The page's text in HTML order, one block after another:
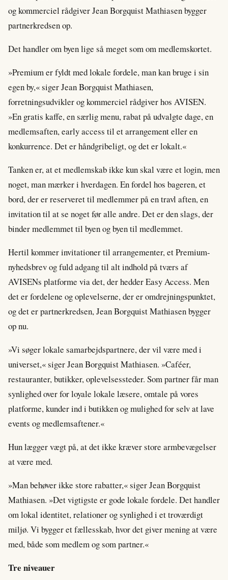
og kommerciel rådgiver Jean Borgquist Mathiasen bygger
partnerkredsen op.
Det handler om byen lige så meget som om medlemskortet.
»Premium er fyldt med lokale fordele, man kan bruge i sin
egen by,« siger Jean Borgquist Mathiasen,
forretningsudvikler og kommerciel rådgiver hos AVISEN.
»En gratis kaffe, en særlig menu, rabat på udvalgte dage, en
medlemsaften, early access til et arrangement eller en
konkurrence. Det er håndgribeligt, og det er lokalt.«
Tanken er, at et medlemskab ikke kun skal være et login, men
noget, man mærker i hverdagen. En fordel hos bageren, et
bord, der er reserveret til medlemmer på en travl aften, en
invitation til at se noget før alle andre. Det er den slags, der
binder medlemmet til byen og byen til medlemmet.
Hertil kommer invitationer til arrangementer, et Premium-
nyhedsbrev og fuld adgang til alt indhold på tværs af
AVISENs platforme via det, der hedder Easy Access. Men
det er fordelene og oplevelserne, der er omdrejningspunktet,
og det er partnerkredsen, Jean Borgquist Mathiasen bygger
op nu.
»Vi søger lokale samarbejdspartnere, der vil være med i
universet,« siger Jean Borgquist Mathiasen. »Caféer,
restauranter, butikker, oplevelsessteder. Som partner får man
synlighed over for loyale lokale læsere, omtale på vores
platforme, kunder ind i butikken og mulighed for selv at lave
events og medlemsaftener.«
Hun lægger vægt på, at det ikke kræver store armbevægelser
at være med.
»Man behøver ikke store rabatter,« siger Jean Borgquist
Mathiasen. »Det vigtigste er gode lokale fordele. Det handler
om lokal identitet, relationer og synlighed i et troværdigt
miljø. Vi bygger et fællesskab, hvor det giver mening at være
med, både som medlem og som partner.«
Tre niveauer